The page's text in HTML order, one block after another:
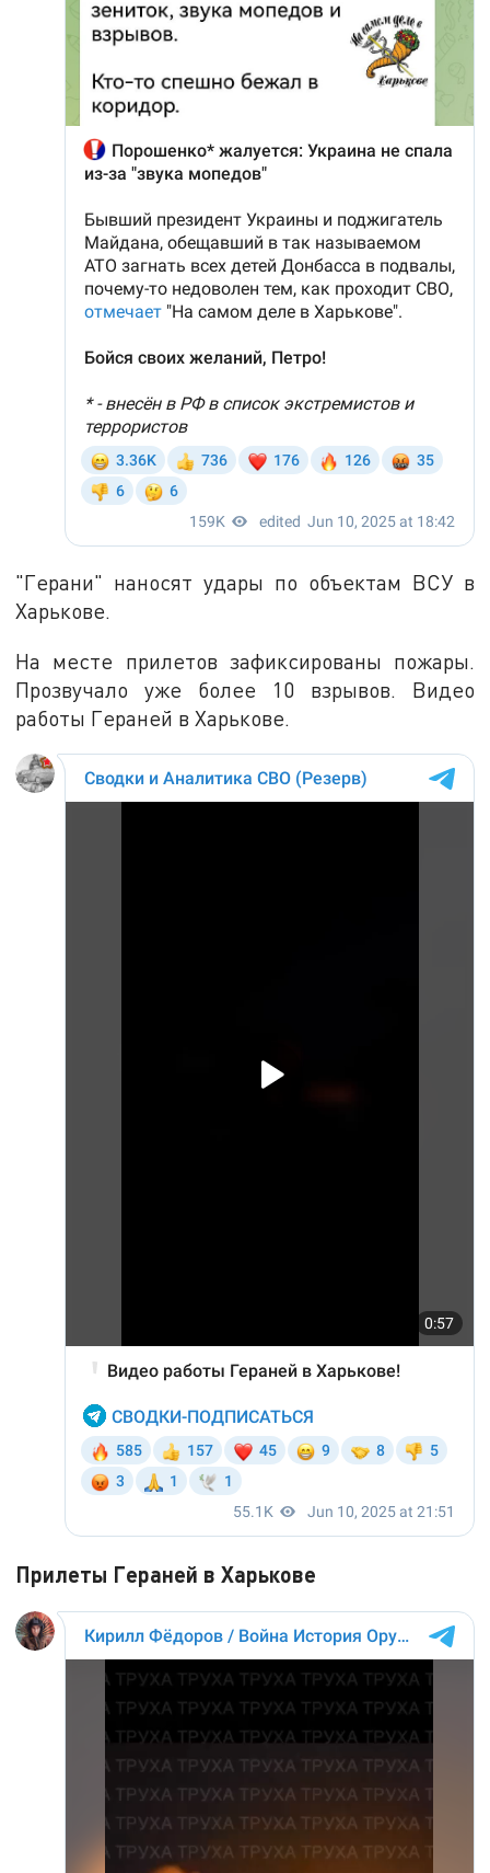
"Герани" наносят удары по объектам ВСУ в
Харькове.
На месте прилетов зафиксированы пожары.
Прозвучало уже более 10 взрывов. Видео
работы Гераней в Харькове.
Прилеты Гераней в Харькове